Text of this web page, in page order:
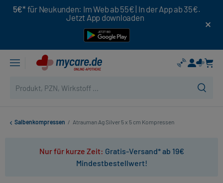
5€* für Neukunden: Im Web ab 55€ | In der App ab 35€.
Jetzt App downloaden
Salbenkompressen / Atrauman Ag Silver 5 x 5 cm Kompressen
Nur für kurze Zeit: Gratis-Versand* ab 19€
Mindestbestellwert!